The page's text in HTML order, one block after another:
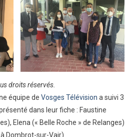
droits réservés.
équipe de Vosges Télévision a suivi 3
dans leur fiche : Faustine
Elena (« Belle Roche » de Relanges)
Dombrot-sur-Vair)